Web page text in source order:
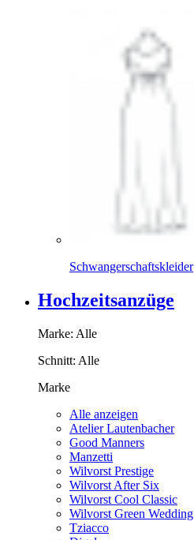
Schwangerschaftskleider
Hochzeitsanzüge
Marke: Alle
Schnitt: Alle
Marke
Alle anzeigen
Atelier Lautenbacher
Good Manners
Manzetti
Wilvorst Prestige
Wilvorst After Six
Wilvorst Cool Classic
Wilvorst Green Wedding
Tziacco